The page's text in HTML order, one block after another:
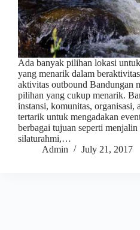
Ada banyak pilihan lokasi
yang menarik dalam
aktivitas outbound Bandungan
pilihan yang cukup menarik.
instansi, komunitas, organisasi,
tertarik untuk mengadakan
berbagai tujuan seperti menjalin
silaturahmi,…
Admin
July 21, 2017